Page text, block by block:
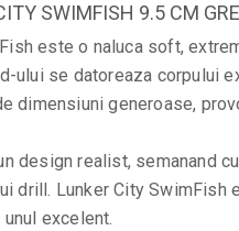
SWIMFISH 9.5 CM
este o naluca soft,
ului se datoreaza corpului
dimensiuni generoase,
design realist, semanand
drill. Lunker City
excelent.